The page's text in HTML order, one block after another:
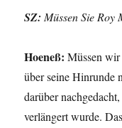
SZ: Müssen Sie Roy
Hoeneß: Müssen
über seine Hinrunde
darüber
verlängert wurde.